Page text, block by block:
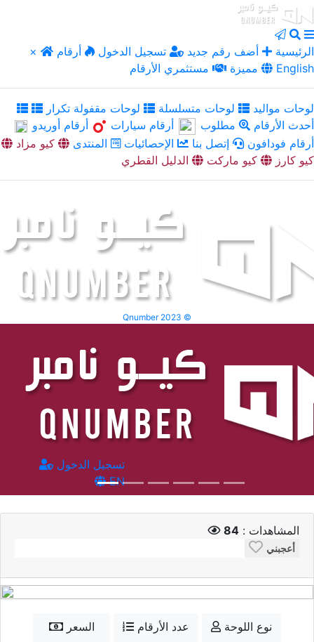
× الرئيسية أضف رقم جديد تسجيل الدخول
أرقام
مميزة
مستثمري الأرقام English
لوحات مواليد لوحات متسلسلة
لوحات مقفولة تكرار
أحدث الأرقام
مطلوب أرقام سيارات
أرقام أوريدو
أرقام فودافون
إتصل بنا الإحصائيات المنتدى
كيو مزاد
كيو كارز
كيو ماركت الدليل القطري
Qnumber 2023 ©
تسجيل الدخول
EN
المشاهدات : 84
أعجبني
السعر
عدد الأرقام
نوع اللوحة